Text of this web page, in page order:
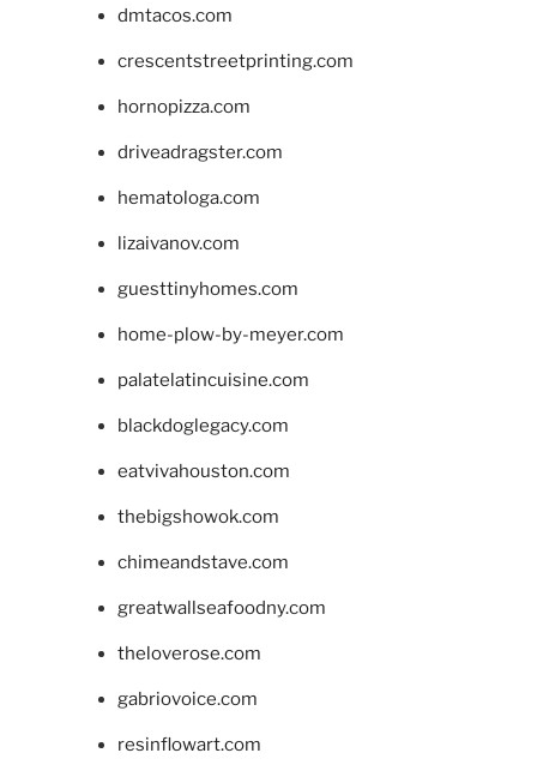
dmtacos.com
crescentstreetprinting.com
hornopizza.com
driveadragster.com
hematologa.com
lizaivanov.com
guesttinyhomes.com
home-plow-by-meyer.com
palatelatincuisine.com
blackdoglegacy.com
eatvivahouston.com
thebigshowok.com
chimeandstave.com
greatwallseafoodny.com
theloverose.com
gabriovoice.com
resinflowart.com